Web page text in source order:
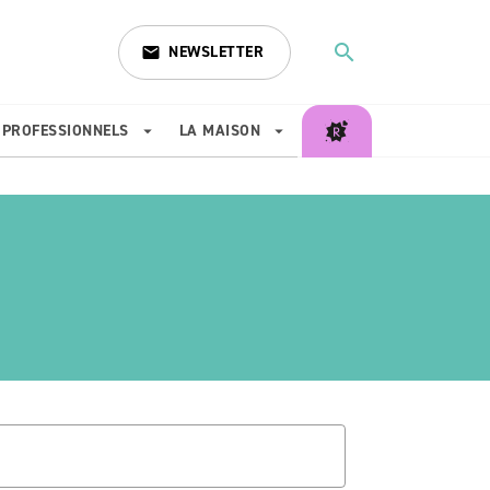
email NEWSLETTER search
PROFESSIONNELS arrow_drop_down LA MAISON arrow_drop_down
search